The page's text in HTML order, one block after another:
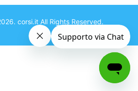
. corsi.itAll Rights Reserved.